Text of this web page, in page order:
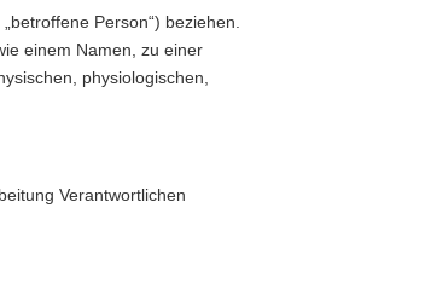
Person“) beziehen.
einem Namen, zu einer
physiologischen,
Verantwortlichen